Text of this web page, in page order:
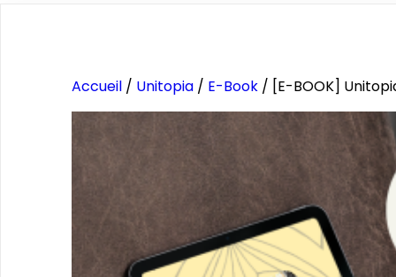
Accueil / Unitopia / E-Book / [E-BOOK]